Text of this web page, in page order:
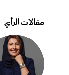
مقالات الرأي